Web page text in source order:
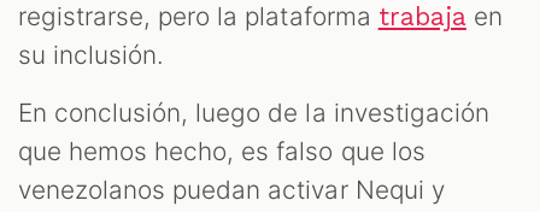
registrarse, pero la plataforma trabajaen
su inclusión.
En conclusión, luego de la investigación
que hemos hecho, es falso que los
venezolanos puedan activar Nequi y